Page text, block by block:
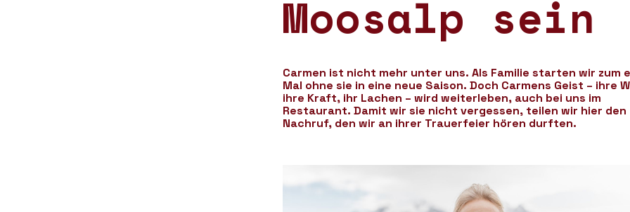
Moosalp sein
Carmen ist nicht mehr unter uns. Als Familie starten wir zum
Mal ohne sie in eine neue Saison. Doch Carmens Geist – ihre
ihre Kraft, ihr Lachen – wird weiterleben, auch bei uns im
Restaurant. Damit wir sie nicht vergessen, teilen wir hier den
Nachruf, den wir an ihrer Trauerfeier hören durften.